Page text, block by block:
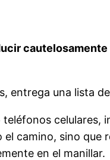
entrega una lista
celulares,
camino, sino que
en el manillar.